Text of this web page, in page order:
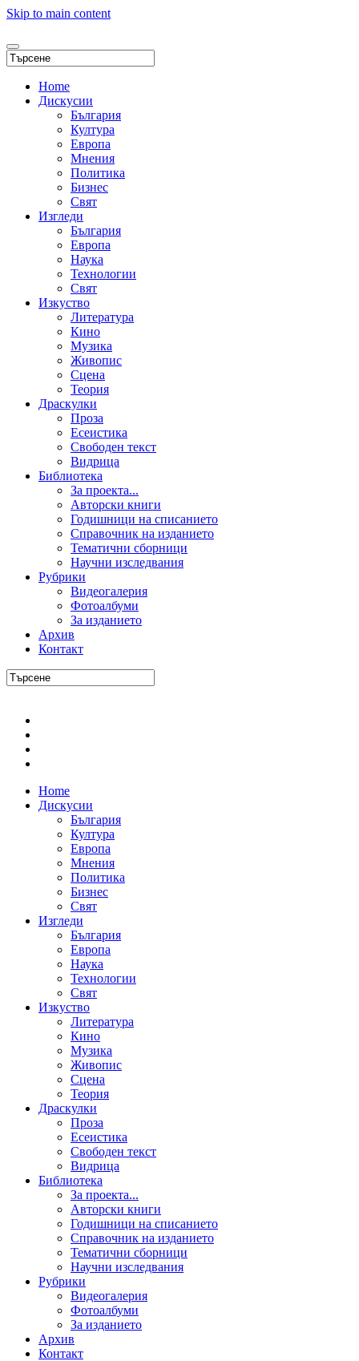
Skip to main content
Home
Дискусии
България
Култура
Европа
Мнения
Политика
Бизнес
Свят
Изгледи
България
Европа
Наука
Технологии
Свят
Изкуство
Литература
Кино
Музика
Живопис
Сцена
Теория
Драскулки
Проза
Есеистика
Свободен текст
Видрица
Библиотека
За проекта...
Авторски книги
Годишници на списанието
Справочник на изданието
Тематични сборници
Научни изследвания
Рубрики
Видеогалерия
Фотоалбуми
За изданието
Архив
Контакт
Home
Дискусии
България
Култура
Европа
Мнения
Политика
Бизнес
Свят
Изгледи
България
Европа
Наука
Технологии
Свят
Изкуство
Литература
Кино
Музика
Живопис
Сцена
Теория
Драскулки
Проза
Есеистика
Свободен текст
Видрица
Библиотека
За проекта...
Авторски книги
Годишници на списанието
Справочник на изданието
Тематични сборници
Научни изследвания
Рубрики
Видеогалерия
Фотоалбуми
За изданието
Архив
Контакт